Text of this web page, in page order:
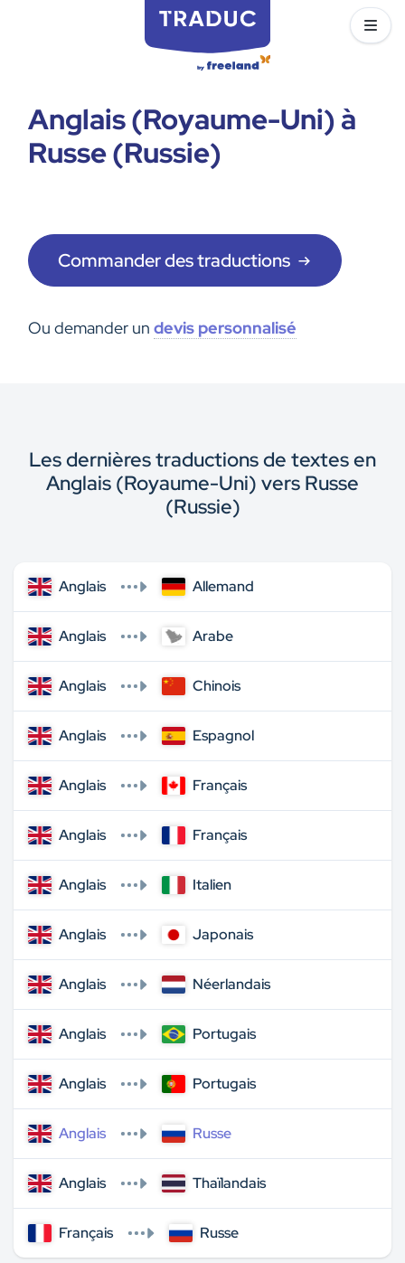
Anglais (Royaume-Uni) à
Russe (Russie)
Commander des traductions
Ou demander un devis personnalisé
Les dernières traductions de textes en
Anglais (Royaume-Uni) vers Russe
(Russie)
Anglais Allemand
Anglais Arabe
Anglais Chinois
Anglais Espagnol
Anglais Français
Anglais Français
Anglais Italien
Anglais Japonais
Anglais Néerlandais
Anglais Portugais
Anglais Portugais
Anglais Russe
Anglais Thaïlandais
Français Russe